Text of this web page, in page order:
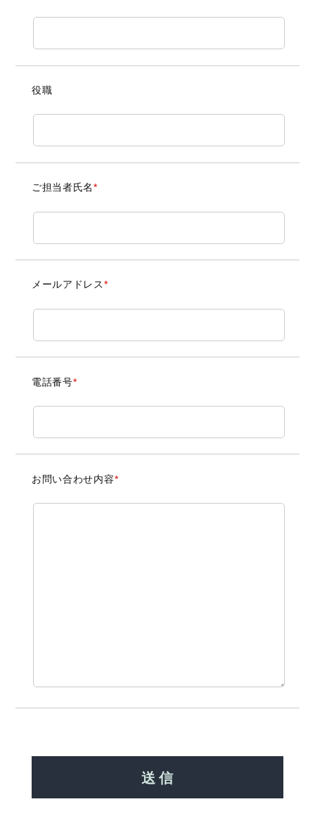
役職
ご担当者氏名*
メールアドレス*
電話番号*
お問い合わせ内容*